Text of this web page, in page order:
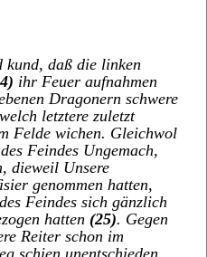
kund, daß die linken
ihr Feuer aufnahmen
Dragonern schwere
letztere zuletzt
Felde wichen. Gleichwol
Feindes Ungemach,
dieweil Unsere
genommen hatten,
Feindes sich gänzlich
hatten (25). Gegen
Reiter schon im
schien unentschieden